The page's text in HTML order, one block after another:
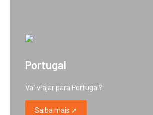
Portugal
Vai viajar para Portugal?
Saiba mais ➚